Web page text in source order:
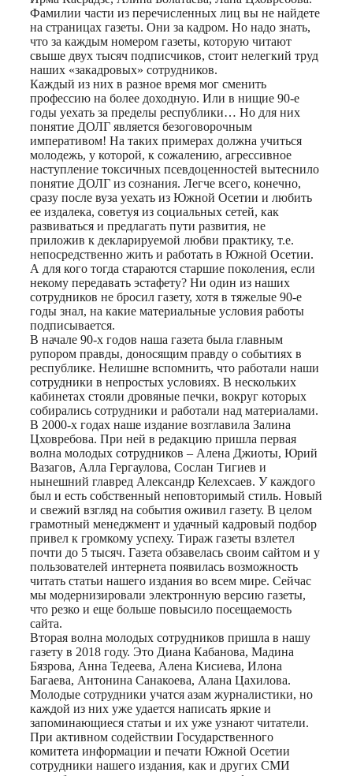
Фамилии части из перечисленных лиц вы не найдете
на страницах газеты. Они за кадром. Но надо знать,
что за каждым номером газеты, которую читают
свыше двух тысяч подписчиков, стоит нелегкий труд
наших «закадровых» сотрудников.
Каждый из них в разное время мог сменить
профессию на более доходную. Или в нищие 90-е
годы уехать за пределы республики… Но для них
понятие ДОЛГ является безоговорочным
императивом! На таких примерах должна учиться
молодежь, у которой, к сожалению, агрессивное
наступление токсичных псевдоценностей вытеснило
понятие ДОЛГ из сознания. Легче всего, конечно,
сразу после вуза уехать из Южной Осетии и любить
ее издалека, советуя из социальных сетей, как
развиваться и предлагать пути развития, не
приложив к декларируемой любви практику, т.е.
непосредственно жить и работать в Южной Осетии.
А для кого тогда стараются старшие поколения, если
некому передавать эстафету? Ни один из наших
сотрудников не бросил газету, хотя в тяжелые 90-е
годы знал, на какие материальные условия работы
подписывается.
В начале 90-х годов наша газета была главным
рупором правды, доносящим правду о событиях в
республике. Нелишне вспомнить, что работали наши
сотрудники в непростых условиях. В нескольких
кабинетах стояли дровяные печки, вокруг которых
собирались сотрудники и работали над материалами.
В 2000-х годах наше издание возглавила Залина
Цховребова. При ней в редакцию пришла первая
волна молодых сотрудников – Алена Джиоты, Юрий
Вазагов, Алла Гергаулова, Сослан Тигиев и
нынешний главред Александр Келехсаев. У каждого
был и есть собственный неповторимый стиль. Новый
и свежий взгляд на события оживил газету. В целом
грамотный менеджмент и удачный кадровый подбор
привел к громкому успеху. Тираж газеты взлетел
почти до 5 тысяч. Газета обзавелась своим сайтом и у
пользователей интернета появилась возможность
читать статьи нашего издания во всем мире. Сейчас
мы модернизировали электронную версию газеты,
что резко и еще больше повысило посещаемость
сайта.
Вторая волна молодых сотрудников пришла в нашу
газету в 2018 году. Это Диана Кабанова, Мадина
Бязрова, Анна Тедеева, Алена Кисиева, Илона
Багаева, Антонина Санакоева, Алана Цахилова.
Молодые сотрудники учатся азам журналистики, но
каждой из них уже удается написать яркие и
запоминающиеся статьи и их уже узнают читатели.
При активном содействии Государственного
комитета информации и печати Южной Осетии
сотрудники нашего издания, как и других СМИ